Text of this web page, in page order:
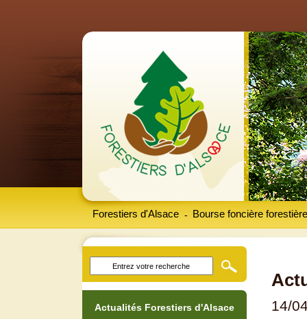
Forestiers d'Alsace Bourse foncière forestière
-
14/
Actualités Forestiers d'Alsace